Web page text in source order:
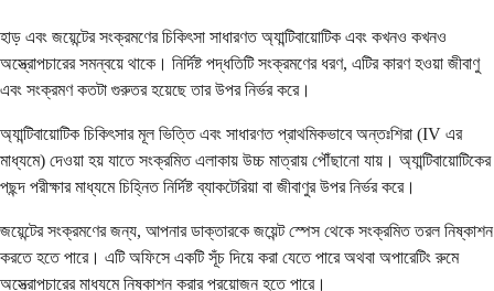
হাড় এবং জয়েন্টের সংক্রমণের চিকিৎসা সাধারণত অ্যান্টিবায়োটিক এবং কখনও কখনও
অস্ত্রোপচারের সমন্বয়ে থাকে। নির্দিষ্ট পদ্ধতিটি সংক্রমণের ধরণ, এটির কারণ হওয়া জীবাণু
এবং সংক্রমণ কতটা গুরুতর হয়েছে তার উপর নির্ভর করে।
অ্যান্টিবায়োটিক চিকিৎসার মূল ভিত্তি এবং সাধারণত প্রাথমিকভাবে অন্তঃশিরা (IV এর
মাধ্যমে) দেওয়া হয় যাতে সংক্রমিত এলাকায় উচ্চ মাত্রায় পৌঁছানো যায়। অ্যান্টিবায়োটিকের
পছন্দ পরীক্ষার মাধ্যমে চিহ্নিত নির্দিষ্ট ব্যাকটেরিয়া বা জীবাণুর উপর নির্ভর করে।
জয়েন্টের সংক্রমণের জন্য, আপনার ডাক্তারকে জয়েন্ট স্পেস থেকে সংক্রমিত তরল নিষ্কাশন
করতে হতে পারে। এটি অফিসে একটি সূঁচ দিয়ে করা যেতে পারে অথবা অপারেটিং রুমে
অস্ত্রোপচারের মাধ্যমে নিষ্কাশন করার প্রয়োজন হতে পারে।